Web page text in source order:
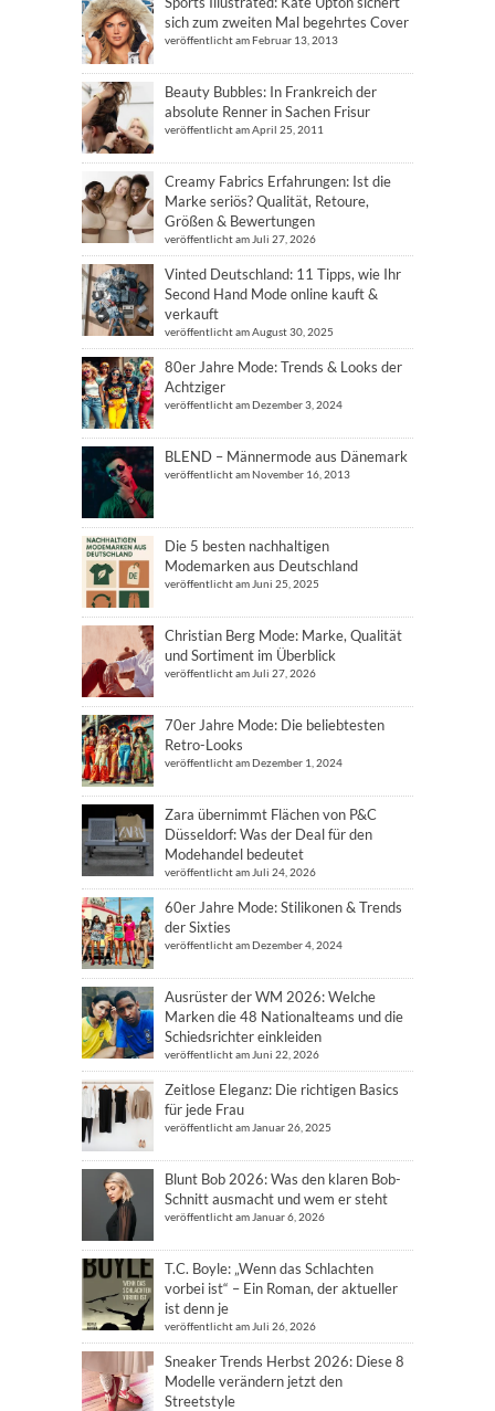
sich zum zweiten Mal begehrtes Cover
veröffentlicht am Februar 13, 2013
Beauty Bubbles: In Frankreich der
absolute Renner in Sachen Frisur
veröffentlicht am April 25, 2011
Creamy Fabrics Erfahrungen: Ist die
Marke seriös? Qualität, Retoure,
Größen & Bewertungen
veröffentlicht am Juli 27, 2026
Vinted Deutschland: 11 Tipps, wie Ihr
Second Hand Mode online kauft &
verkauft
veröffentlicht am August 30, 2025
80er Jahre Mode: Trends & Looks der
Achtziger
veröffentlicht am Dezember 3, 2024
BLEND – Männermode aus Dänemark
veröffentlicht am November 16, 2013
Die 5 besten nachhaltigen
Modemarken aus Deutschland
veröffentlicht am Juni 25, 2025
Christian Berg Mode: Marke, Qualität
und Sortiment im Überblick
veröffentlicht am Juli 27, 2026
70er Jahre Mode: Die beliebtesten
Retro-Looks
veröffentlicht am Dezember 1, 2024
Zara übernimmt Flächen von P&C
Düsseldorf: Was der Deal für den
Modehandel bedeutet
veröffentlicht am Juli 24, 2026
60er Jahre Mode: Stilikonen & Trends
der Sixties
veröffentlicht am Dezember 4, 2024
Ausrüster der WM 2026: Welche
Marken die 48 Nationalteams und die
Schiedsrichter einkleiden
veröffentlicht am Juni 22, 2026
Zeitlose Eleganz: Die richtigen Basics
für jede Frau
veröffentlicht am Januar 26, 2025
Blunt Bob 2026: Was den klaren Bob-
Schnitt ausmacht und wem er steht
veröffentlicht am Januar 6, 2026
T.C. Boyle: „Wenn das Schlachten
vorbei ist“ – Ein Roman, der aktueller
ist denn je
veröffentlicht am Juli 26, 2026
Sneaker Trends Herbst 2026: Diese 8
Modelle verändern jetzt den
Streetstyle